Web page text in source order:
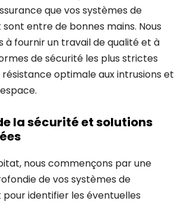
que vos systèmes de
entre de bonnes mains. Nous
à fournir un travail de qualité et à
de sécurité les plus strictes
optimale aux intrusions et
la sécurité et solutions
nous commençons par une
de vos systèmes de
identifier les éventuelles